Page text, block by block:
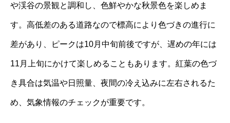
や渓谷の景観と調和し、色鮮やかな秋景色を楽しめま
す。高低差のある道路なので標高により色づきの進行に
差があり、ピークは10月中旬前後ですが、遅めの年には
11月上旬にかけて楽しめることもあります。紅葉の色づ
き具合は気温や日照量、夜間の冷え込みに左右されるた
め、気象情報のチェックが重要です。